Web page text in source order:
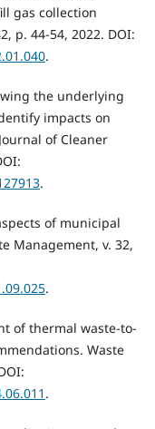
gas collection
p. 44-54, 2022. DOI:
.
the underlying
impacts on
of Cleaner
.
of municipal
Management, v. 32,
.
of thermal waste-to-
Waste
.